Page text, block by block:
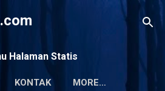
to main content
Halaman Statis
KONTAK MORE…